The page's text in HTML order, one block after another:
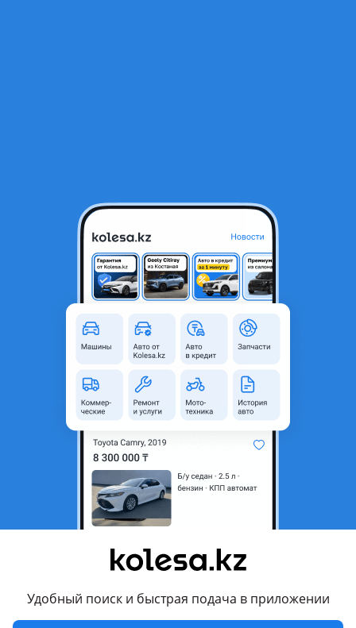
Удобный поиск и быстрая подача в приложении
Зеркало боковое на KIA RIO
Алматы, Алматинская
область
Новая
Код запчасти
2
Подходит на авто
рестайлинг, 2017 - 2020 4 поколение, 2020 - н.в. 4
поколение рестайлинг
Комментарий продавца